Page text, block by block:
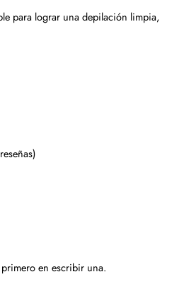
para lograr una depilación limpia,
en escribir una.